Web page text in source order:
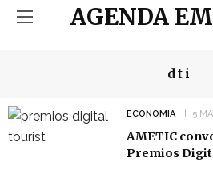
AGENDA
dti
ECONOMIA 5
AMETIC
Premios